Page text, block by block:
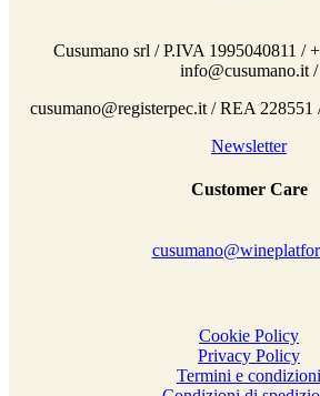
Cusumano srl / P.IVA 1995040811 /
info@cusumano.it /
cusumano@registerpec.it / REA 228551
Newsletter
Customer Care
Cookie Policy
Privacy Policy
Termini e condizioni